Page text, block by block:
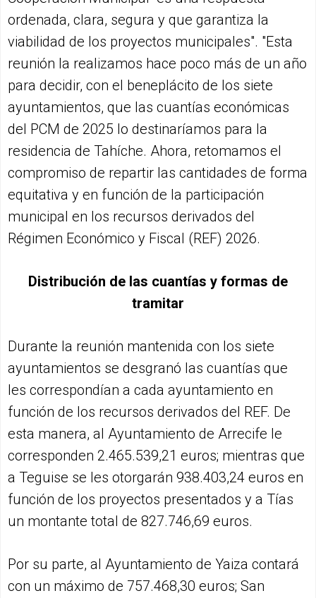
ordenada, clara, segura y que garantiza la
viabilidad de los proyectos municipales". "Esta
reunión la realizamos hace poco más de un año
para decidir, con el beneplácito de los siete
ayuntamientos, que las cuantías económicas
del PCM de 2025 lo destinaríamos para la
residencia de Tahíche. Ahora, retomamos el
compromiso de repartir las cantidades de forma
equitativa y en función de la participación
municipal en los recursos derivados del
Régimen Económico y Fiscal (REF) 2026.
Distribución de las cuantías y formas de
tramitar
Durante la reunión mantenida con los siete
ayuntamientos se desgranó las cuantías que
les correspondían a cada ayuntamiento en
función de los recursos derivados del REF. De
esta manera, al Ayuntamiento de Arrecife le
corresponden 2.465.539,21 euros; mientras que
a Teguise se les otorgarán 938.403,24 euros en
función de los proyectos presentados y a Tías
un montante total de 827.746,69 euros.
Por su parte, al Ayuntamiento de Yaiza contará
con un máximo de 757.468,30 euros; San